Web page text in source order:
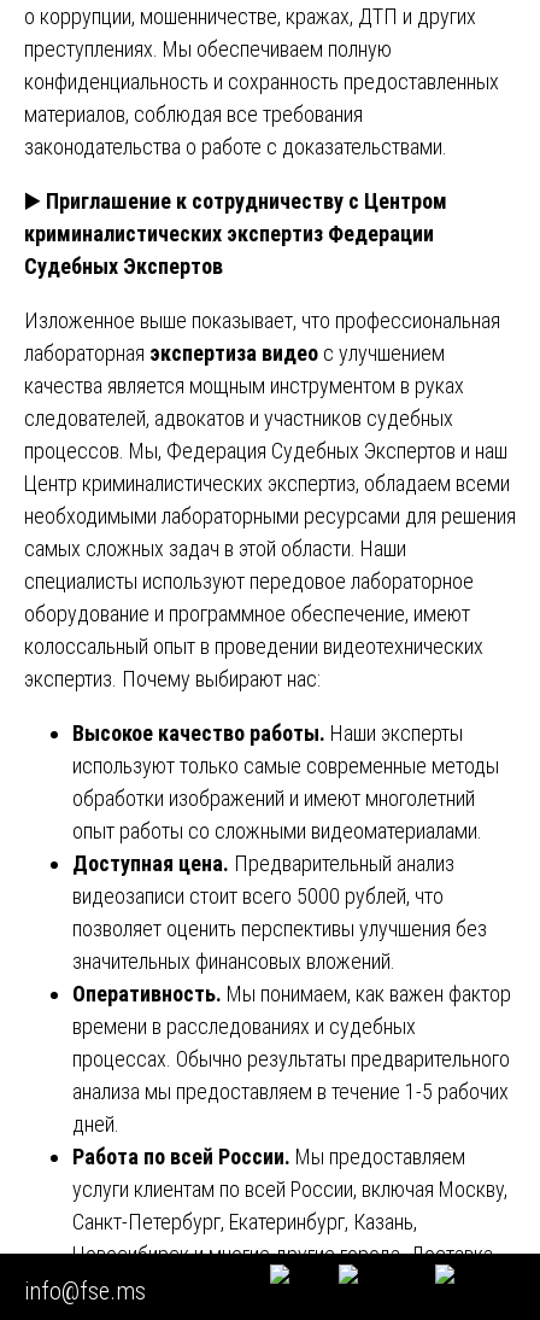
о коррупции, мошенничестве, кражах, ДТП и других
преступлениях. Мы обеспечиваем полную
конфиденциальность и сохранность предоставленных
материалов, соблюдая все требования
законодательства о работе с доказательствами.
▶️ Приглашение к сотрудничеству с Центром
криминалистических экспертиз Федерации
Судебных Экспертов
Изложенное выше показывает, что профессиональная
лабораторная экспертиза видео с улучшением
качества является мощным инструментом в руках
следователей, адвокатов и участников судебных
процессов. Мы, Федерация Судебных Экспертов и наш
Центр криминалистических экспертиз, обладаем всеми
необходимыми лабораторными ресурсами для решения
самых сложных задач в этой области. Наши
специалисты используют передовое лабораторное
оборудование и программное обеспечение, имеют
колоссальный опыт в проведении видеотехнических
экспертиз. Почему выбирают нас:
Высокое качество работы. Наши эксперты
используют только самые современные методы
обработки изображений и имеют многолетний
опыт работы со сложными видеоматериалами.
Доступная цена. Предварительный анализ
видеозаписи стоит всего 5000 рублей, что
позволяет оценить перспективы улучшения без
значительных финансовых вложений.
Оперативность. Мы понимаем, как важен фактор
времени в расследованиях и судебных
процессах. Обычно результаты предварительного
анализа мы предоставляем в течение 1-5 рабочих
дней.
Работа по всей России. Мы предоставляем
услуги клиентам по всей России, включая Москву,
Санкт-Петербург, Екатеринбург, Казань,
Новосибирск и многие другие города. Доставка
материалов может осуществляться в
info@fse.ms